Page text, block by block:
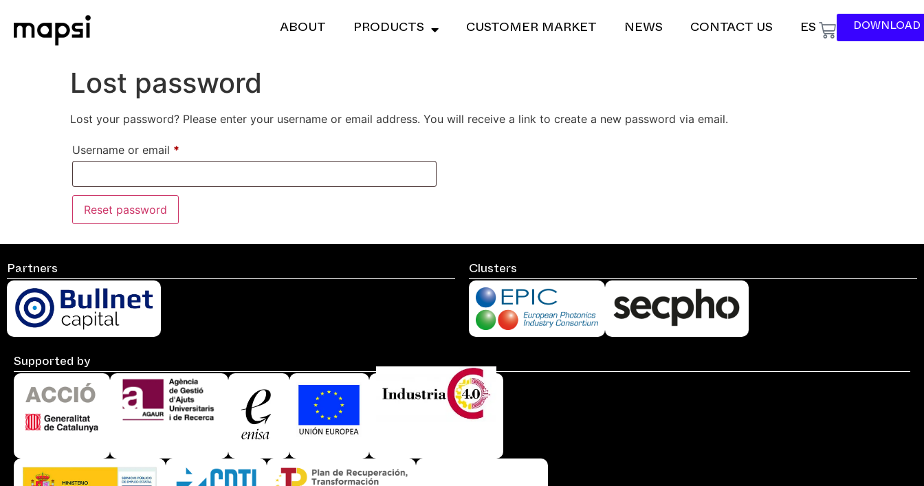
ABOUT PRODUCTS CUSTOMER MARKET NEWS CONTACT US ES DOWNLOAD
Lost password
Lost your password? Please enter your username or email address. You will receive a link to create a new password via email.
Username or email *
Reset password
Partners Clusters
Supported by